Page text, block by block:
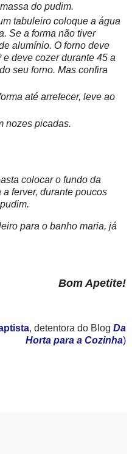
do pudim.
tabuleiro coloque a água
Se a forma não tiver
alumínio. O forno deve
deve cozer durante 45 a
seu forno. Mas confira
até arrefecer, leve ao
nozes picadas.
colocar o fundo da
ferver, durante poucos
para o banho maria, já
Bom Apetite!
, detentora do Blog Da
Horta para a Cozinha)